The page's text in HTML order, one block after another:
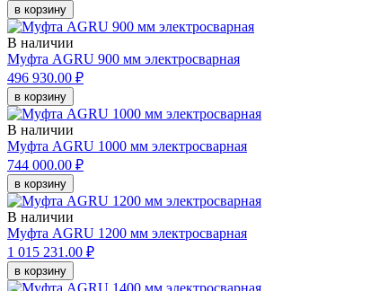
в корзину
В наличии
Муфта AGRU 900 мм электросварная
496 930.00 ₽
в корзину
В наличии
Муфта AGRU 1000 мм электросварная
744 000.00 ₽
в корзину
В наличии
Муфта AGRU 1200 мм электросварная
1 015 231.00 ₽
в корзину